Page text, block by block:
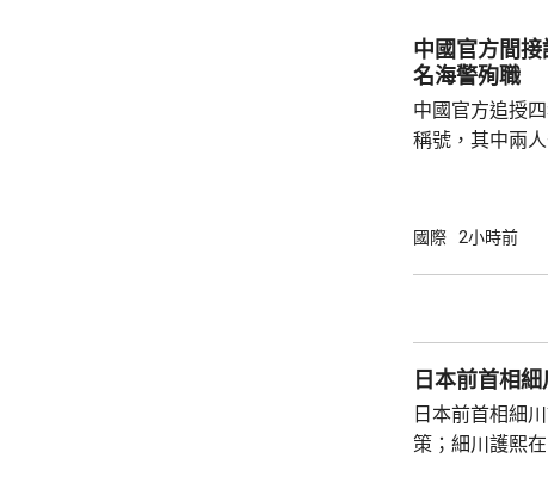
中國官方間接
名海警殉職
中國官方追授
稱號，其中兩
意味中國時隔
追記一等功。
中不幸犧牲，
國際 2小時前
日本前首相
日本前首相細
策；細川護熙